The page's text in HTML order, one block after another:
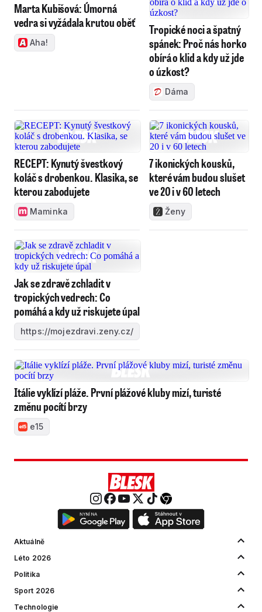
Marta Kubišová: Úmorná
vedra si vyžádala krutou oběť
Aha!
Tropické noci a špatný
spánek: Proč nás horko
obírá o klid a kdy už jde
o úzkost?
Dáma
RECEPT: Kynutý švestkový
koláč s drobenkou. Klasika, se
kterou zabodujete
Maminka
7 ikonických kousků,
které vám budou slušet
ve 20 i v 60 letech
Ženy
Jak se zdravě zchladit v
tropických vedrech: Co
pomáhá a kdy už riskujete úpal
https://mojezdravi.zeny.cz/
Itálie vyklízí pláže. První plážové kluby mizí, turisté
změnu pocítí brzy
e15
Aktuálně
Léto 2026
Politika
Sport 2026
Technologie